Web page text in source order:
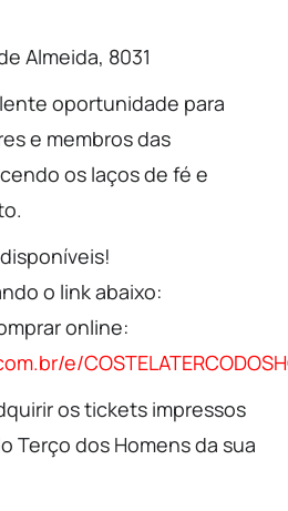
Almeida, 8031
oportunidade para
e membros das
os laços de fé e
o link abaixo:
online:
e/
os tickets impressos
Terço dos Homens da sua